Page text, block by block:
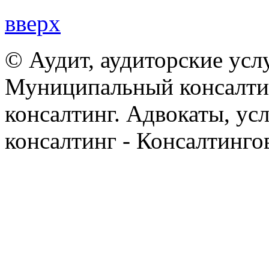
вверх
© Аудит, аудиторские
Муниципальный
консалтинг. Адвокаты,
консалтинг -